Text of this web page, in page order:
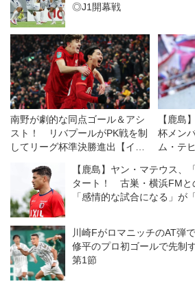
◎J1開幕戦
南野が劇的な同点ゴール＆アシ
スト！ リバプールがPK戦を制
してリーグ杯準決勝進出【イン
【鹿島
杯メン
ム・テ
【鹿島】ヤン・マテウス、
タート！ 古巣・横浜FMと
「感情的な試合になる」が
川崎FがロマニッチのAT弾
修平のプロ初ゴールで先制
第1節